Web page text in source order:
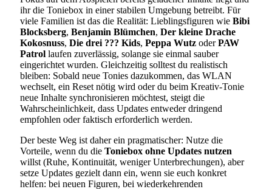
ihr die Toniebox in einer stabilen Umgebung betreibt. Für
viele Familien ist das die Realität: Lieblingsfiguren wie Bibi
Blocksberg, Benjamin Blümchen, Der kleine Drache
Kokosnuss, Die drei ??? Kids, Peppa Wutz oderPAW
Patrol laufen zuverlässig, solange sie einmal sauber
eingerichtet wurden. Gleichzeitig solltest du realistisch
bleiben: Sobald neue Tonies dazukommen, das WLAN
wechselt, ein Reset nötig wird oder du beim Kreativ-Tonie
neue Inhalte synchronisieren möchtest, steigt die
Wahrscheinlichkeit, dass Updates entweder dringend
empfohlen oder faktisch erforderlich werden.
Der beste Weg ist daher ein pragmatischer: Nutze die
Vorteile, wenn du die Toniebox ohne Updates nutzen
willst (Ruhe, Kontinuität, weniger Unterbrechungen), aber
setze Updates gezielt dann ein, wenn sie euch konkret
helfen: bei neuen Figuren, bei wiederkehrenden